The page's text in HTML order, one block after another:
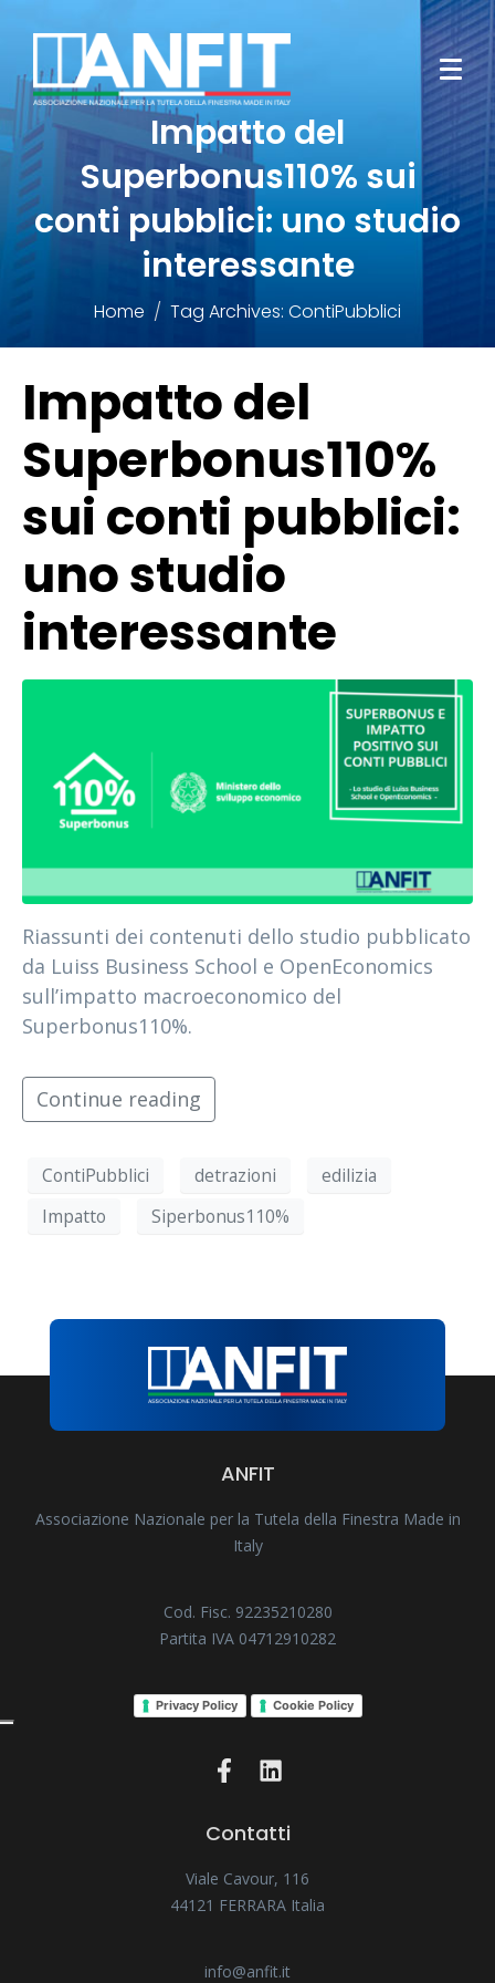
Impatto del
Superbonus110% sui
conti pubblici: uno studio
interessante
Home Tag Archives: ContiPubblici
Impatto del
Superbonus110%
sui conti pubblici:
uno studio
interessante
Riassunti dei contenuti dello studio pubblicato
da Luiss Business School e OpenEconomics
sull’impatto macroeconomico del
Superbonus110%.
Continue reading
ContiPubblici detrazioni
edilizia
Impatto
Siperbonus110%
ANFIT
Associazione Nazionale per la Tutela della Finestra Made in
Italy
Cod. Fisc. 92235210280
Partita IVA 04712910282
Privacy Policy Cookie Policy
Contatti
Viale Cavour, 116
44121 FERRARA Italia
info@anfit.it